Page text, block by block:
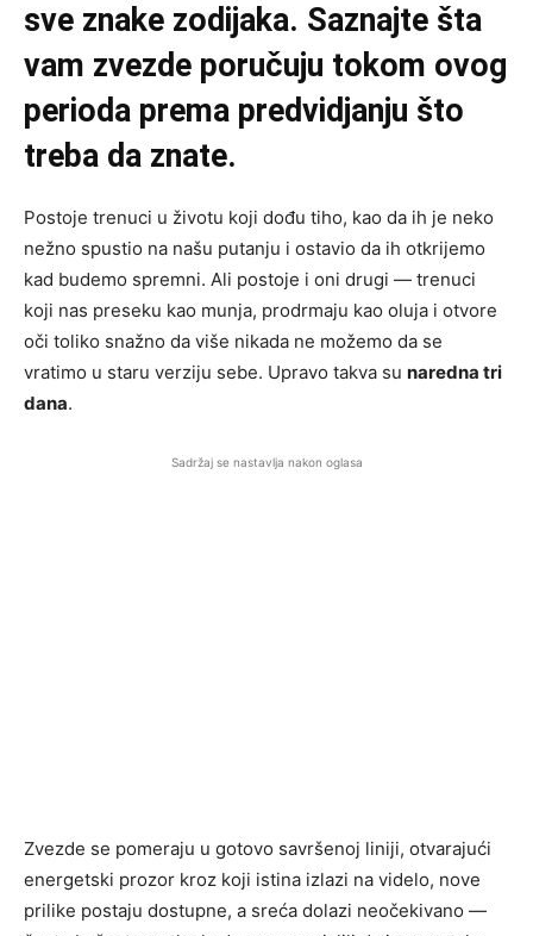
sve znake zodijaka. Saznajte šta
vam zvezde poručuju tokom ovog
perioda prema predvidjanju što
treba da znate.
Postoje trenuci u životu koji dođu tiho, kao da ih je neko
nežno spustio na našu putanju i ostavio da ih otkrijemo
kad budemo spremni. Ali postoje i oni drugi — trenuci
koji nas preseku kao munja, prodrmaju kao oluja i otvore
oči toliko snažno da više nikada ne možemo da se
vratimo u staru verziju sebe. Upravo takva su naredna tri
dana.
Sadržaj se nastavlja nakon oglasa
Zvezde se pomeraju u gotovo savršenoj liniji, otvarajući
energetski prozor kroz koji istina izlazi na videlo, nove
prilike postaju dostupne, a sreća dolazi neočekivano —